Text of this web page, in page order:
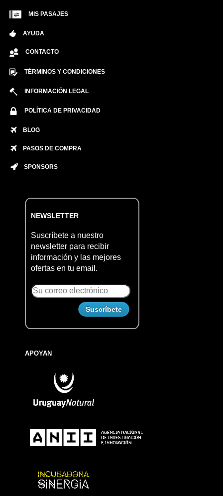
MIS PASAJES
AYUDA
CONTACTO
TÉRMINOS Y CONDICIONES
INFORMACIÓN LEGAL
POLÍTICA DE PRIVACIDAD
BLOG
PASOS DE COMPRA
SPONSORS
NEWSLETTER
Suscríbete a nuestro
newsletter para recibir
información y las mejores
ofertas en tu email.
APOYAN